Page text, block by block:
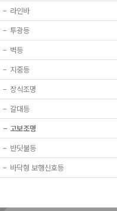
− 라인바
− 투광등
− 벽등
− 지중등
− 장식조명
− 갈대등
− 고보조명
− 반딧불등
− 바닥형 보행신호등